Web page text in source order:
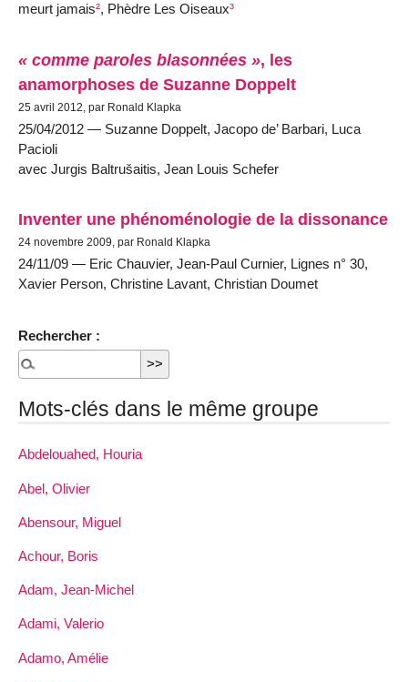
meurt jamais², Phèdre Les Oiseaux³
« comme paroles blasonnées », les
anamorphoses de Suzanne Doppelt
25 avril 2012, par Ronald Klapka
25/04/2012 — Suzanne Doppelt, Jacopo de’ Barbari, Luca
Pacioli
avec Jurgis Baltrušaitis, Jean Louis Schefer
Inventer une phénoménologie de la dissonance
24 novembre 2009, par Ronald Klapka
24/11/09 — Eric Chauvier, Jean-Paul Curnier, Lignes n° 30,
Xavier Person, Christine Lavant, Christian Doumet
Rechercher :
Mots-clés dans le même groupe
Abdelouahed, Houria
Abel, Olivier
Abensour, Miguel
Achour, Boris
Adam, Jean-Michel
Adami, Valerio
Adamo, Amélie